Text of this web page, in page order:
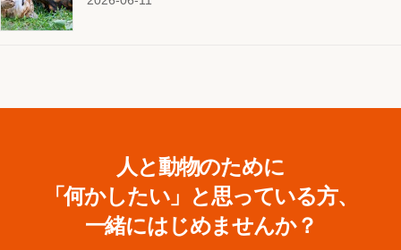
人と動物のために
「何かしたい」と思っている方、
一緒にはじめませんか？